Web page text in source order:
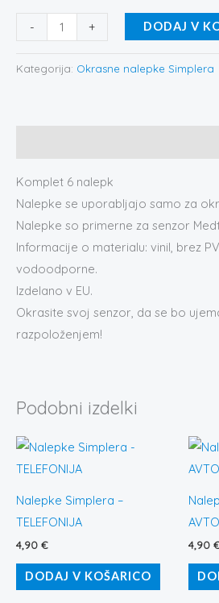
- + DODAJ V
Kategorija: Okrasne nalepke Simplera
Komplet 6 nalepk
Nalepke se uporabljajo samo za
Nalepke so primerne za senzor
Informacije o materialu: vinil, brez
vodoodporne.
Izdelano v EU.
Okrasite svoj senzor, da se bo
razpoloženjem!
Podobni izdelki
Nalepke Simplera –
TELEFONIJA
4,90 €
DODAJ V KOŠARICO
4,90